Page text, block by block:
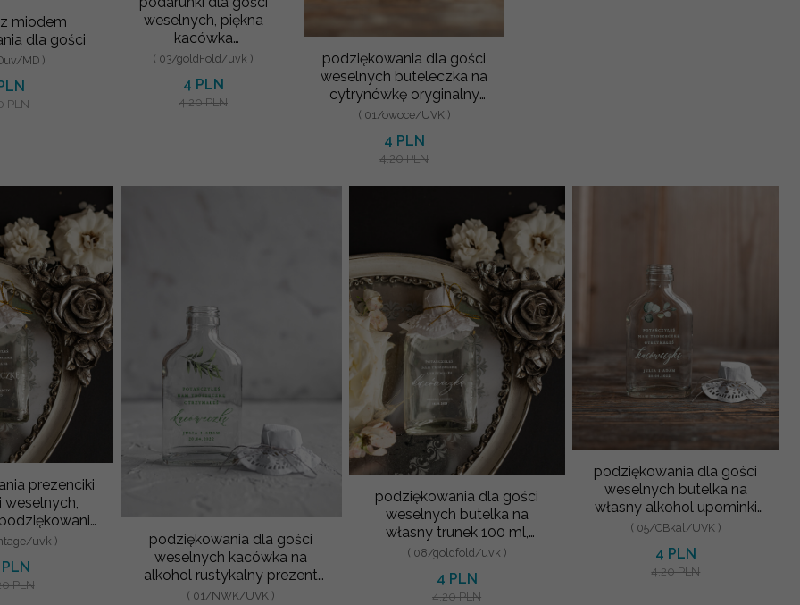
miodem
dla gości
MD )
PLN
weselnych, piękna
kacówka
podziękowanie dla
ml z nadruki
( 03/goldFold/uvk )
4 PLN
4.20 PLN
podziękowania dla gości
weselnych buteleczka na
cytrynówkę oryginalny
pomysł na prezent dla
( 01/owoce/UVK )
4 PLN
4.20 PLN
prezenciki
butelka 100
uvk )
PLN
podziękowania dla gości
weselnych kacówka na
alkohol rustykalny prezent
dla gości weselnych
( 01/NWK/UVK )
podziękowania dla gości
weselnych butelka na
własny trunek 100 ml,
prezenty dla gości za
( 08/goldfold/uvk )
4 PLN
4.20 PLN
podziękowania dla gości
weselnych butelka na
własny alkohol upominki
dla gosci weselnych
( 05/CBkal/UVK )
4 PLN
4.20 PLN